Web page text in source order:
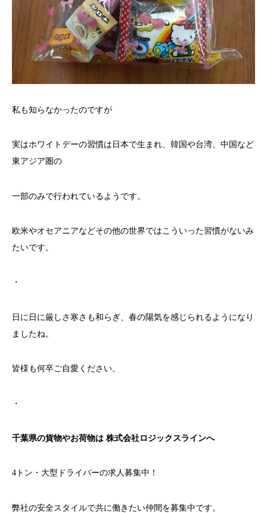
私も知らなかったのですが
実はホワイトデーの習慣は日本で生まれ、韓国や台湾、中国など
東アジア圏の
一部のみで行われているようです。
欧米やオセアニアなどその他の世界ではこういった習慣がないみ
たいです。
・
日に日に厳しさ寒さも和らぎ、春の陽気を感じられるようになり
ましたね。
皆様も何卒ご自愛ください。
・
千葉県の貨物やお荷物は 株式会社ロジックスラインへ
4トン・大型ドライバーの求人募集中！
弊社の安全スタイルで共に働きたい仲間を募集中です。